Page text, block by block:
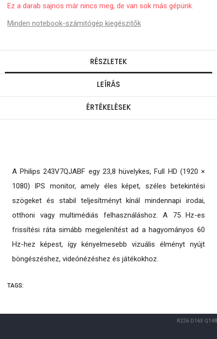
Ez a darab sajnos már nincs meg, de van sok más gépünk.
Minden notebook-számitógép kiegészitők
RÉSZLETEK
LEÍRÁS
ÉRTÉKELÉSEK
A Philips 243V7QJABF egy 23,8 hüvelykes, Full HD (1920 ×
1080) IPS monitor, amely éles képet, széles betekintési
szögeket és stabil teljesítményt kínál mindennapi irodai,
otthoni vagy multimédiás felhasználáshoz. A 75 Hz-es
frissítési ráta simább megjelenítést ad a hagyományos 60
Hz-hez képest, így kényelmesebb vizuális élményt nyújt
böngészéshez, videónézéshez és játékokhoz.
TAGS:
R226 D163 Q148